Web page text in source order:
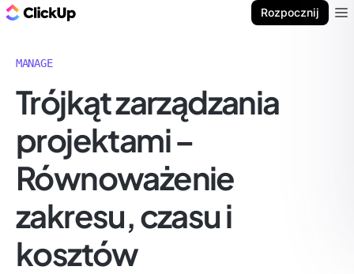
Rozpocznij
MANAGE
Trójkąt zarządzania
projektami –
Równoważenie
zakresu, czasu i
kosztów